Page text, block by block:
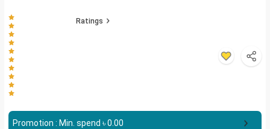
Ratings
Promotion : Min. spend ৳0.00